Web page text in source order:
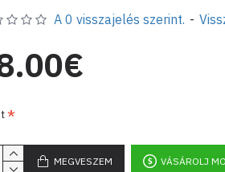
információért skype-on kereshet
eviza_ekses@abv.bg vagy a
A 0 visszajelés szerint. -
MEGVESZEM VÁSÁROLJ